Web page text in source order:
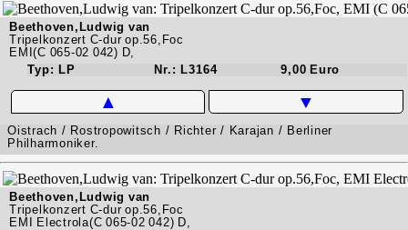
Beethoven,Ludwig van
Tripelkonzert C-dur op.56,Foc
EMI(C 065-02 042) D,
Typ: LP
Nr.: L3164 9,00 Euro
▲ ▼
Oistrach / Rostropowitsch / Richter / Karajan / Berliner
Philharmoniker.
Beethoven,Ludwig van
Tripelkonzert C-dur op.56,Foc
EMI Electrola(C 065-02 042) D,